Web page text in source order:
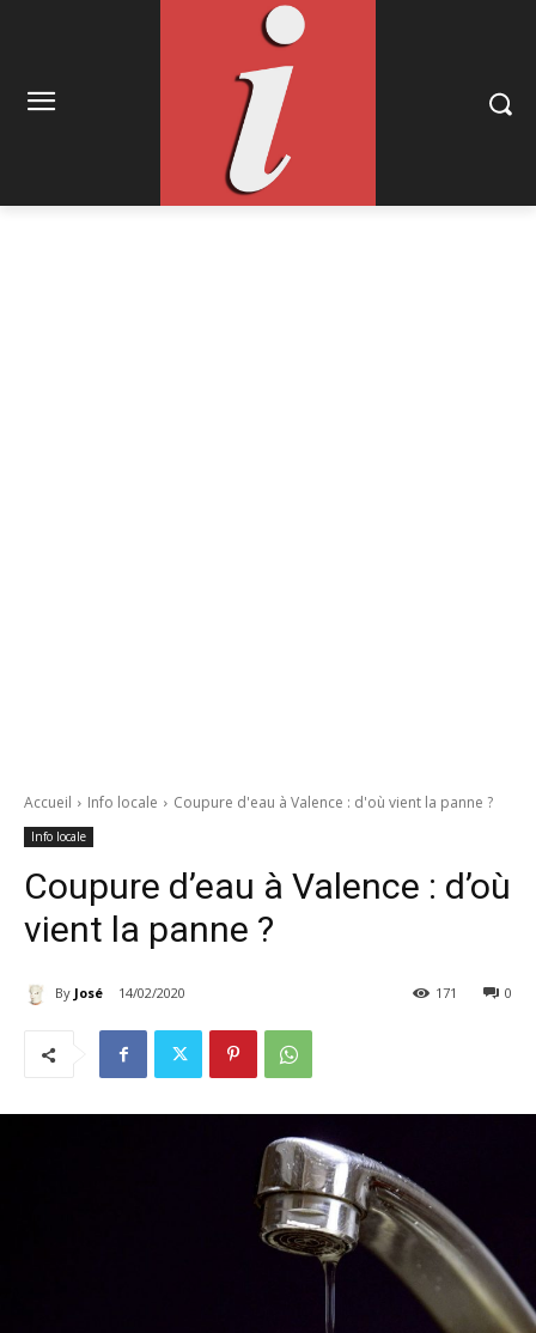
Accueil Info locale Coupure d'eau à Valence : d'où vient la panne ?
Info locale
Coupure d’eau à Valence : d’où
vient la panne ?
By José 14/02/2020 0
171